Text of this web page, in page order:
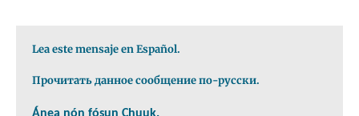
Lea este mensaje en Español.
Прочитать данное сообщение по-русски.